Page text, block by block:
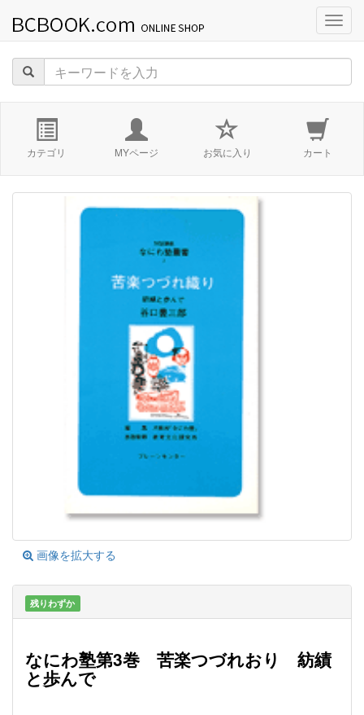
カテゴリ MYページ お気に入り カート
画像を拡大する
残りわずか
なにわ塾第3巻 苦楽つづれおり 紡績
と歩んで